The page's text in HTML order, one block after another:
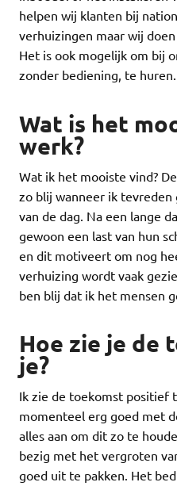
helpen wij klanten bij
verhuizingen maar wij
Het is ook mogelijk om bij
zonder bediening, te huren.
Wat is het
werk?
Wat ik het mooiste vind?
zo blij wanneer ik tevreden
van de dag. Na een lange
gewoon een last van hun
en dit motiveert om nog
verhuizing wordt vaak
ben blij dat ik het mensen
Hoe zie je de
je?
Ik zie de toekomst positief
momenteel erg goed met
alles aan om dit zo te
bezig met het vergroten
goed uit te pakken. Het